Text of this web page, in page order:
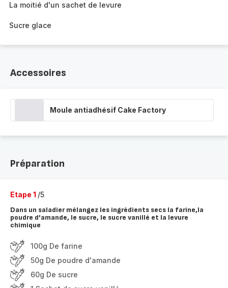
La moitié d'un sachet de levure
Sucre glace
Accessoires
Moule antiadhésif Cake Factory
Préparation
Etape 1 /5
Dans un saladier mélangez les ingrédients secs la farine,la
poudre d'amande, le sucre, le sucre vanillé et la levure
chimique
100g De farine
50g De poudre d'amande
60g De sucre